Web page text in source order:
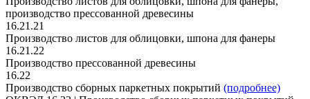
производство прессованной древесины
16.21.21
Производство листов для облицовки, шпона для фанеры
16.21.22
Производство прессованной древесины
16.22
Производство сборных паркетных покрытий (подробнее)